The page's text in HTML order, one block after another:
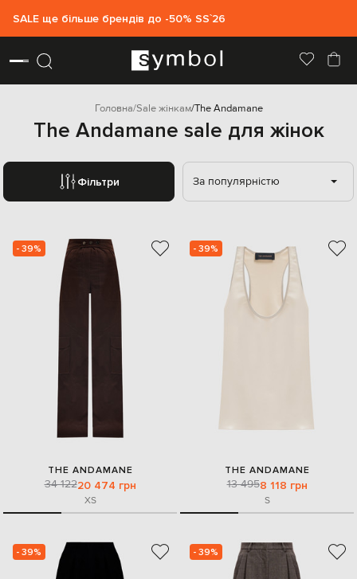
SALE ще більше брендів до -50% SS`26
Головна Sale жінкам The Andamane
The Andamane sale для жінок
Фільтри За популярністю
- 39%
THE ANDAMANE
34 12220 474 грн
XS
- 39%
THE ANDAMANE
13 4958 118 грн
S
- 39% - 39%